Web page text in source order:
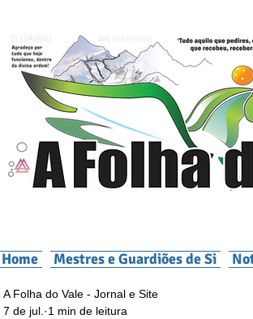
Home Mestres e Guardiões de Si
A Folha do Vale - Jornal e Site
7 de jul.
1 min de leitura